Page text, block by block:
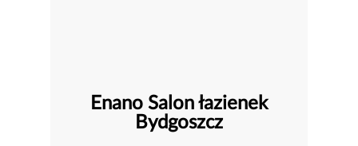
Enano Salon łazienek
Bydgoszcz